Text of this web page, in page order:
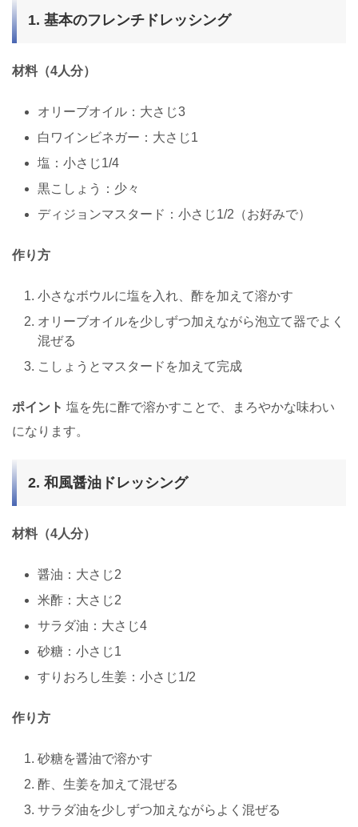
1. 基本のフレンチドレッシング
材料（4人分）
オリーブオイル：大さじ3
白ワインビネガー：大さじ1
塩：小さじ1/4
黒こしょう：少々
ディジョンマスタード：小さじ1/2（お好みで）
作り方
小さなボウルに塩を入れ、酢を加えて溶かす
オリーブオイルを少しずつ加えながら泡立て器でよく
混ぜる
こしょうとマスタードを加えて完成
ポイント 塩を先に酢で溶かすことで、まろやかな味わい
になります。
2. 和風醤油ドレッシング
材料（4人分）
醤油：大さじ2
米酢：大さじ2
サラダ油：大さじ4
砂糖：小さじ1
すりおろし生姜：小さじ1/2
作り方
砂糖を醤油で溶かす
酢、生姜を加えて混ぜる
サラダ油を少しずつ加えながらよく混ぜる